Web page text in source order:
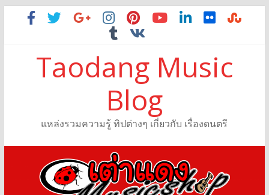
Taodang Music
Blog
แหล่งรวมความรู้ ทิปต่างๆ เกี่ยวกับ เรื่องดนตรี